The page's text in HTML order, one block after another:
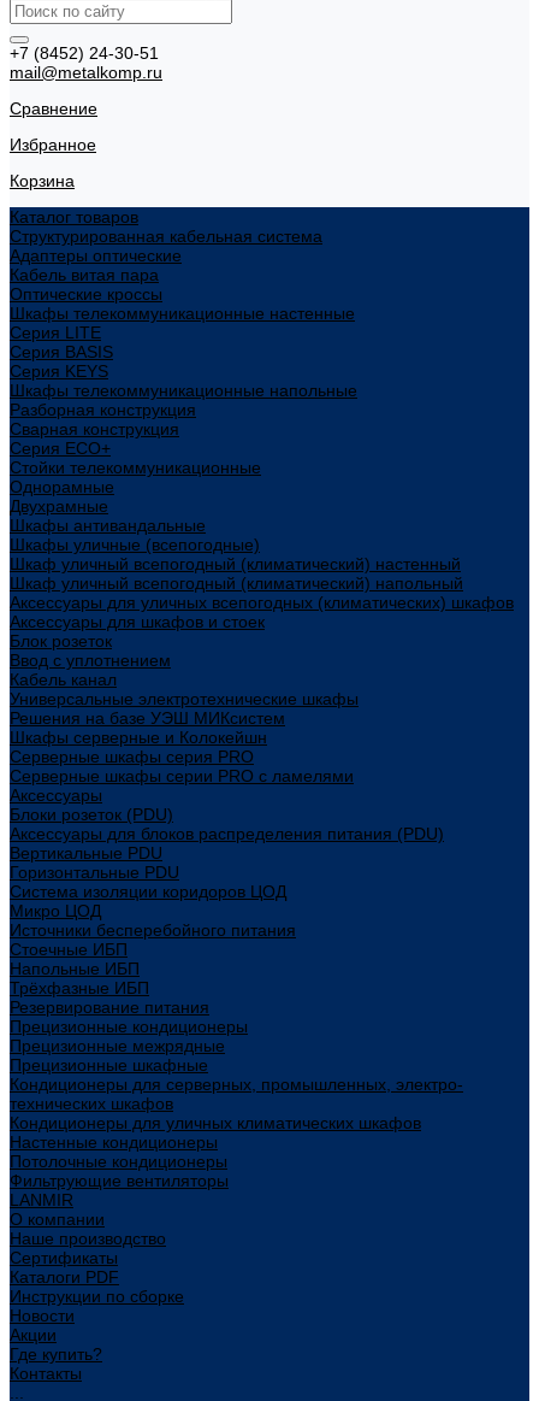
+7 (8452) 24-30-51
mail@metalkomp.ru
Сравнение
Избранное
Корзина
Каталог товаров
Структурированная кабельная система
Адаптеры оптические
Кабель витая пара
Оптические кроссы
Шкафы телекоммуникационные настенные
Cерия LITE
Cерия BASIS
Cерия KEYS
Шкафы телекоммуникационные напольные
Разборная конструкция
Сварная конструкция
Серия ECO+
Стойки телекоммуникационные
Однорамные
Двухрамные
Шкафы антивандальные
Шкафы уличные (всепогодные)
Шкаф уличный всепогодный (климатический) настенный
Шкаф уличный всепогодный (климатический) напольный
Аксессуары для уличных всепогодных (климатических) шкафов
Аксессуары для шкафов и стоек
Блок розеток
Ввод с уплотнением
Кабель канал
Универсальные электротехнические шкафы
Решения на базе УЭШ МИКсистем
Шкафы серверные и Колокейшн
Серверные шкафы серия PRO
Серверные шкафы серии PRO с ламелями
Аксессуары
Блоки розеток (PDU)
Аксессуары для блоков распределения питания (PDU)
Вертикальные PDU
Горизонтальные PDU
Система изоляции коридоров ЦОД
Микро ЦОД
Источники бесперебойного питания
Стоечные ИБП
Напольные ИБП
Трёхфазные ИБП
Резервирование питания
Прецизионные кондиционеры
Прецизионные межрядные
Прецизионные шкафные
Кондиционеры для серверных, промышленных, электро-
технических шкафов
Кондиционеры для уличных климатических шкафов
Настенные кондиционеры
Потолочные кондиционеры
Фильтрующие вентиляторы
LANMIR
О компании
Наше производство
Сертификаты
Каталоги PDF
Инструкции по сборке
Новости
Акции
Где купить?
Контакты